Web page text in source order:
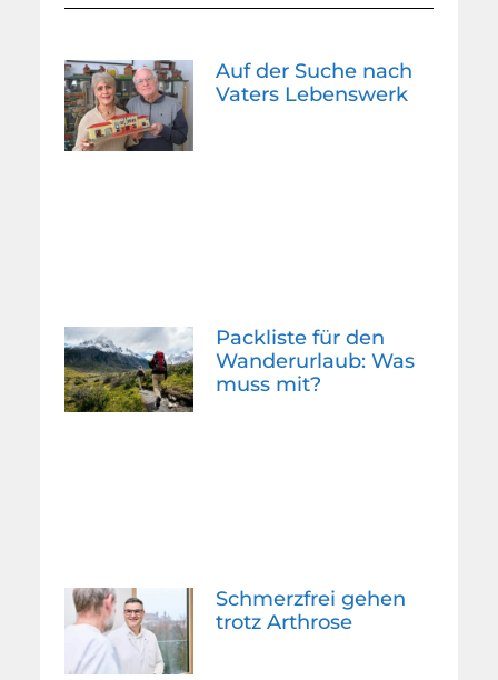
Auf der Suche nach
Vaters Lebenswerk
Packliste für den
Wanderurlaub: Was
muss mit?
Schmerzfrei gehen
trotz Arthrose